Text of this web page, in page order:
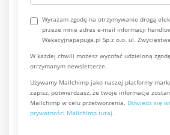
Wyrażam zgodę na otrzymywanie drogą
przeze mnie adres e-mail informacji
Wakacyjnapapuga.pl Sp.z o.o. ul.
W każdej chwili możesz wycofać udzieloną
otrzymanym newsletterze.
Używamy Mailchimp jako naszej platformy
zapisz, potwierdzasz, że twoje informacje
Mailchimp w celu przetworzenia. Dowiedz się
prywatności Mailchimp tutaj.